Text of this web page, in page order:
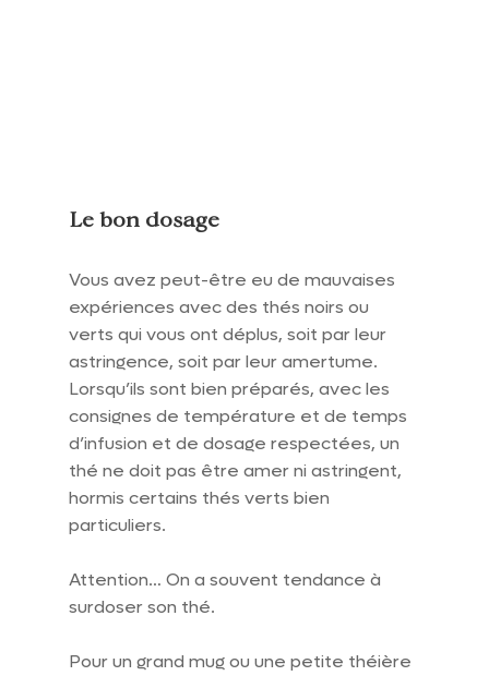
Le bon dosage
Vous avez peut-être eu de mauvaises
expériences avec des thés noirs ou
verts qui vous ont déplus, soit par leur
astringence, soit par leur amertume.
Lorsqu’ils sont bien préparés, avec les
consignes de température et de temps
d’infusion et de dosage respectées, un
thé ne doit pas être amer ni astringent,
hormis certains thés verts bien
particuliers.
Attention… On a souvent tendance à
surdoser son thé.
Pour un grand mug ou une petite théière